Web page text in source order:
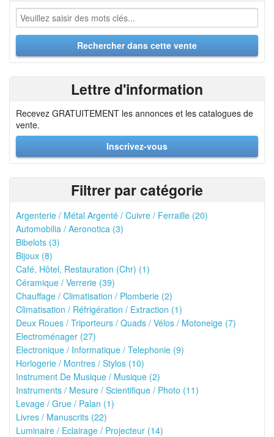
Lettre d'information
Recevez GRATUITEMENT les annonces et les catalogues de
vente.
Inscrivez-vous
Filtrer par catégorie
Argenterie / Métal Argenté / Cuivre / Ferraille (20)
Automobilia / Aeronotica (3)
Bibelots (3)
Bijoux (8)
Café, Hôtel, Restauration (Chr) (1)
Céramique / Verrerie (39)
Chauffage / Climatisation / Plomberie (2)
Climatisation / Réfrigération / Extraction (1)
Deux Roues / Triporteurs / Quads / Vélos / Motoneige (7)
Electroménager (27)
Electronique / Informatique / Telephonie (9)
Horlogerie / Montres / Stylos (10)
Instrument De Musique / Musique (2)
Instruments / Mesure / Scientifique / Photo (11)
Levage / Grue / Palan (1)
Livres / Manuscrits (22)
Luminaire / Eclairage / Projecteur (14)